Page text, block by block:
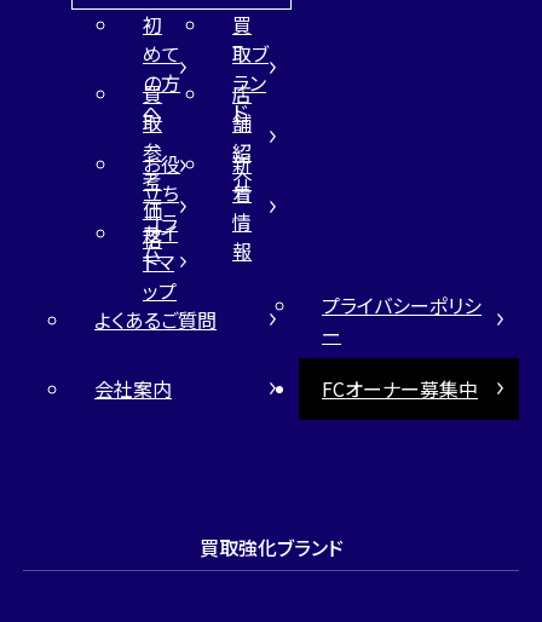
初
めて
の方
へ
買
取ブ
ラン
ド
買
取
参
考
価
格
店
舗
紹
介
お役
立ち
コラ
ム
新
着
情
報
サイ
トマ
ップ
よくあるご質問
プライバシーポリシ
ー
会社案内
FCオーナー募集中
買取強化ブランド